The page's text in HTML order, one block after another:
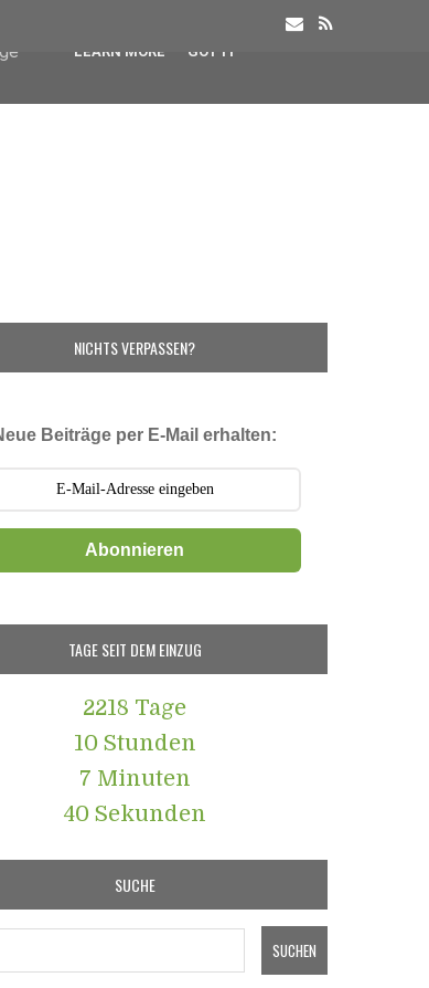
NICHTS VERPASSEN?
Beiträge per E-Mail erhalten:
Abonnieren
TAGE SEIT DEM EINZUG
2218 Tage
10 Stunden
7 Minuten
41 Sekunden
SUCHE
LEARN MORE GOT IT